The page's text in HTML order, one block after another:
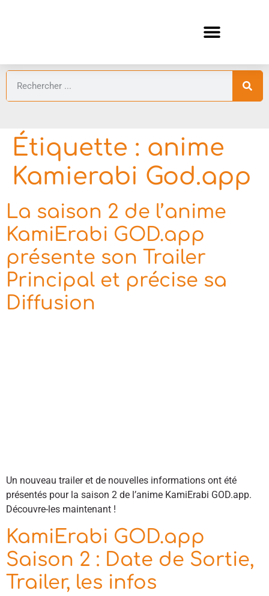
Étiquette : anime
Kamierabi God.app
La saison 2 de l’anime
KamiErabi GOD.app
présente son Trailer
Principal et précise sa
Diffusion
Un nouveau trailer et de nouvelles informations ont été
présentés pour la saison 2 de l’anime KamiErabi GOD.app.
Découvre-les maintenant !
KamiErabi GOD.app
Saison 2 : Date de Sortie,
Trailer, les infos